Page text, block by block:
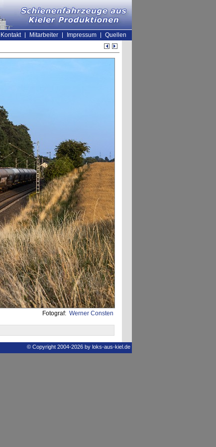
Kontakt Mitarbeiter Impressum
Quellen
Fotograf: Werner Consten
© Copyright 2004-2026 by loks-aus-kiel.de